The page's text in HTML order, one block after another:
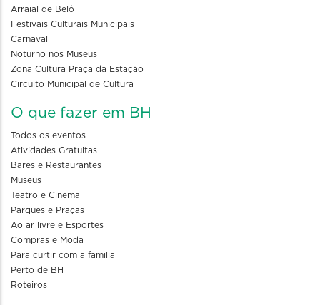
Arraial de Belô
Festivais Culturais Municipais
Carnaval
Noturno nos Museus
Zona Cultura Praça da Estação
Circuito Municipal de Cultura
O que fazer em BH
Todos os eventos
Atividades Gratuitas
Bares e Restaurantes
Museus
Teatro e Cinema
Parques e Praças
Ao ar livre e Esportes
Compras e Moda
Para curtir com a familia
Perto de BH
Roteiros